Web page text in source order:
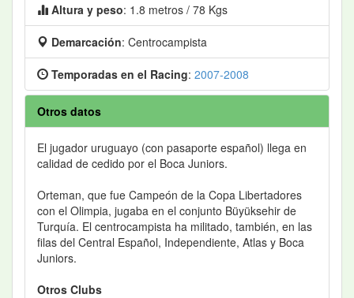
Altura y peso: 1.8 metros / 78 Kgs
Demarcación: Centrocampista
Temporadas en el Racing: 2007-2008
Otros datos
El jugador uruguayo (con pasaporte español) llega en
calidad de cedido por el Boca Juniors.
Orteman, que fue Campeón de la Copa Libertadores
con el Olimpia, jugaba en el conjunto Büyüksehir de
Turquía. El centrocampista ha militado, también, en las
filas del Central Español, Independiente, Atlas y Boca
Juniors.
Otros Clubs